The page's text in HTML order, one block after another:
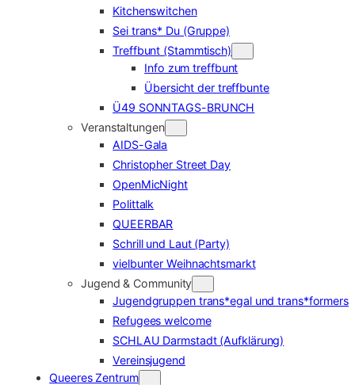
Kitchenswitchen
Sei trans* Du (Gruppe)
Treffbunt (Stammtisch)
Info zum treffbunt
Übersicht der treffbunte
Ü49 SONNTAGS-BRUNCH
Veranstaltungen
AIDS-Gala
Christopher Street Day
OpenMicNight
Polittalk
QUEERBAR
Schrill und Laut (Party)
vielbunter Weihnachtsmarkt
Jugend & Community
Jugendgruppen trans*egal und trans*formers
Refugees welcome
SCHLAU Darmstadt (Aufklärung)
Vereinsjugend
Queeres Zentrum